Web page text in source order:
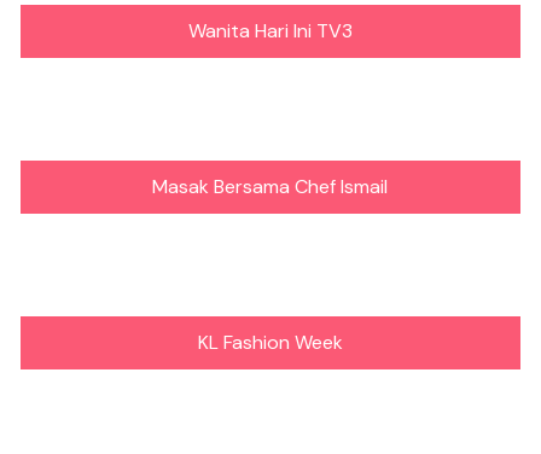
Wanita Hari Ini TV3
Masak Bersama Chef Ismail
KL Fashion Week